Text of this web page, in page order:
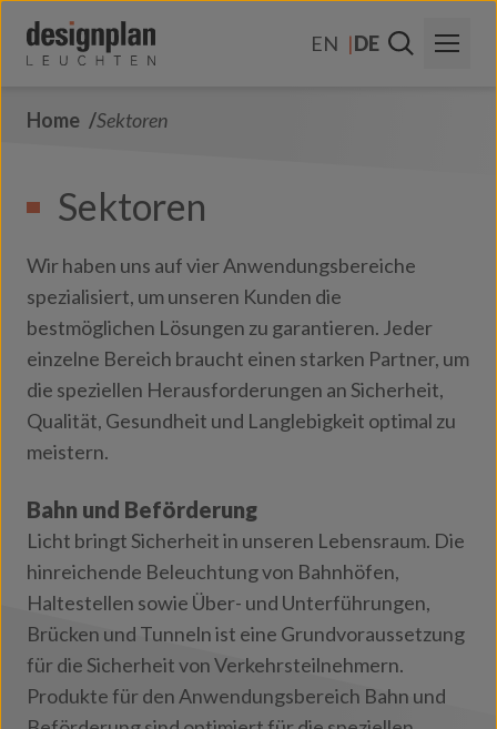
EN
DE
Kontakt
FAQs
Home Sektoren
Sektoren
Wir haben uns auf vier Anwendungsbereiche
spezialisiert, um unseren Kunden die
bestmöglichen Lösungen zu garantieren. Jeder
einzelne Bereich braucht einen starken Partner, um
die speziellen Herausforderungen an Sicherheit,
Qualität, Gesundheit und Langlebigkeit optimal zu
meistern.
Bahn und Beförderung
Licht bringt Sicherheit in unseren Lebensraum. Die
hinreichende Beleuchtung von Bahnhöfen,
Haltestellen sowie Über- und Unterführungen,
Brücken und Tunneln ist eine Grundvoraussetzung
für die Sicherheit von Verkehrsteilnehmern.
Produkte für den Anwendungsbereich Bahn und